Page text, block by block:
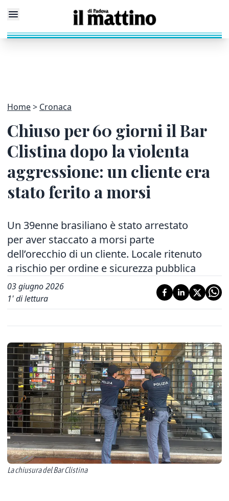
Home Cronaca
Chiuso per 60 giorni il Bar
Clistina dopo la violenta
aggressione: un cliente era
stato ferito a morsi
Un 39enne brasiliano è stato arrestato
per aver staccato a morsi parte
dell’orecchio di un cliente. Locale ritenuto
a rischio per ordine e sicurezza pubblica
03 giugno 2026
1' di lettura
La chiusura del Bar Clistina